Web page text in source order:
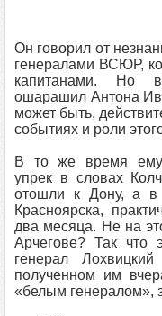
Он говорил от
генералами ВСЮР,
капитанами. Но
ошарашил Антона
может быть,
событиях и роли
В то же время ему
упрек в словах
отошли к Дону, а в
Красноярска,
два месяца. Не на
Арчегове? Так что
генерал
полученном им
«белым генералом»,